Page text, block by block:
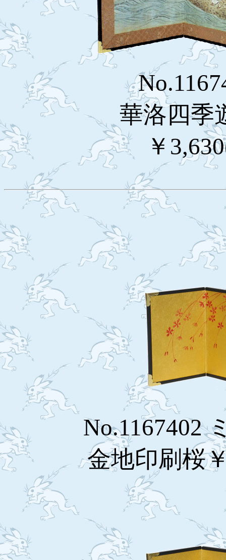
華洛四季
￥
No.1167402
金地印刷桜